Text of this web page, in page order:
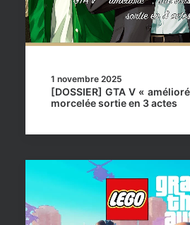
1 novembre 2025
[DOSSIER] GTA V «
morcelée sortie en 3 actes